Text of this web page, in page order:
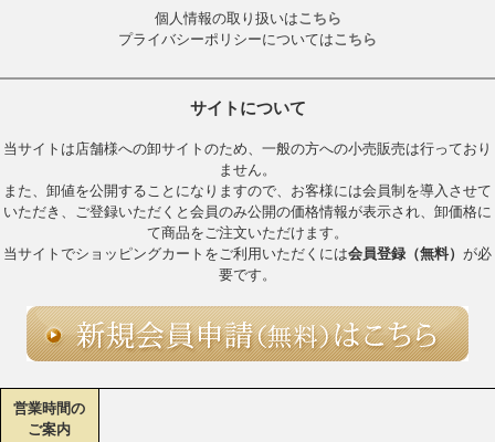
個人情報の取り扱いはこちら
プライバシーポリシーについてはこちら
サイトについて
当サイトは店舗様への卸サイトのため、一般の方への小売販売は行っており
ません。
また、卸値を公開することになりますので、お客様には会員制を導入させて
いただき、ご登録いただくと会員のみ公開の価格情報が表示され、卸価格に
て商品をご注文いただけます。
当サイトでショッピングカートをご利用いただくには会員登録（無料） が必
要です。
営業時間の
ご案内